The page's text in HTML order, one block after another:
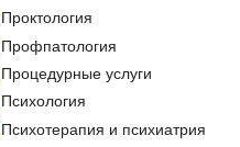
Проктология
Профпатология
Процедурные услуги
Психология
Психотерапия и психиатрия